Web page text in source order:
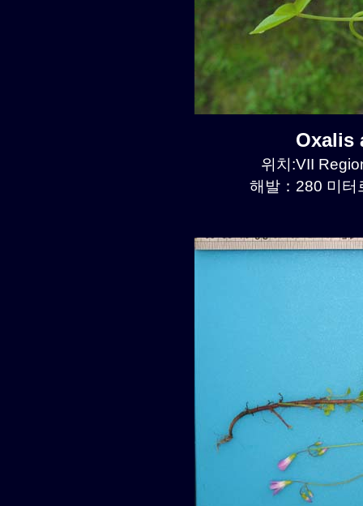
Oxalis
위치:VII
해발：280 미터